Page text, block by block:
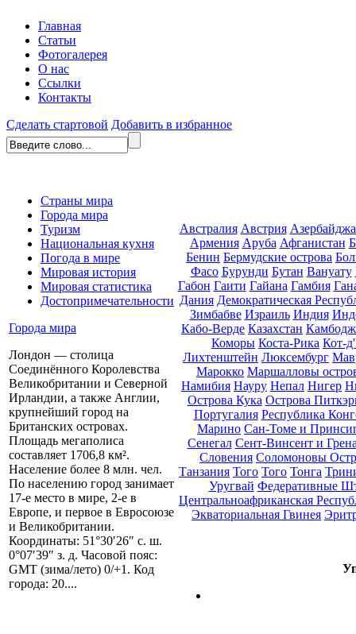
Главная
Статьи
Фотогалерея
О нас
Ссылки
Контакты
Сделать стартовой Добавить в избранное
Страны мира
Города мира
Туризм
Национальная кухня
Погода в мире
Мировая история
Мировая статистика
Достопримечательности
Города мира
Лондон — столица
Соединённого Королевства
Великобритании и Северной
Ирландии, а также Англии,
крупнейший город на
Британских островах.
Площадь мегаполиса
составляет 1706,8 км².
Население более 8 млн. чел.
По населению город занимает
17-е место в мире, 2-е в
Европе, и первое в Евросоюзе
и Великобритании.
Координаты: 51°30′26″ с. ш.
0°07′39″ з. д. Часовой пояс:
GMT (зима/лето) 0/+1. Код
города: 20....
Австралия Австрия
Армения Аруба Афганистан
Бенин Бермудские острова
Фасо Бурунди Бутан Вануату
Габон Гаити Гайана Гамбия
Дания Демократическая
Зимбабве Израиль Индия
Кабо-Верде Казахстан
Коморы Коста-Рика Кот-
Лихтенштейн Люксембург
Марокко Маршалловы
Намибия Науру Непал Нигер
Острова Кука Острова
Португалия Республика
Марино Сан-Томе и
Сенегал Сент-Винсент и
Словения Соломоновы
Танзания Того Того Тонга
Уругвай Федеративные
Центральноафриканская
Экваториальная Гвинея